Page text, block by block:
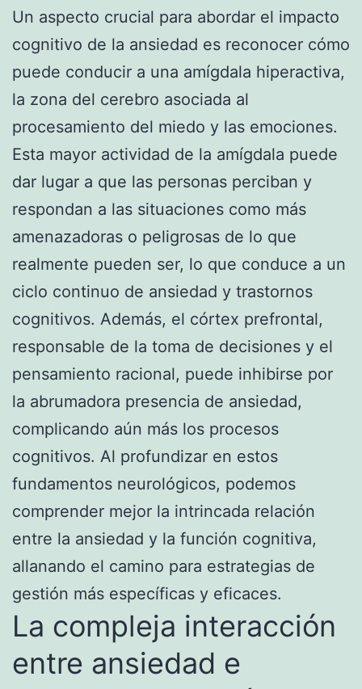
Un aspecto crucial para abordar el impacto
cognitivo de la ansiedad es reconocer cómo
puede conducir a una amígdala hiperactiva,
la zona del cerebro asociada al
procesamiento del miedo y las emociones.
Esta mayor actividad de la amígdala puede
dar lugar a que las personas perciban y
respondan a las situaciones como más
amenazadoras o peligrosas de lo que
realmente pueden ser, lo que conduce a un
ciclo continuo de ansiedad y trastornos
cognitivos. Además, el córtex prefrontal,
responsable de la toma de decisiones y el
pensamiento racional, puede inhibirse por
la abrumadora presencia de ansiedad,
complicando aún más los procesos
cognitivos. Al profundizar en estos
fundamentos neurológicos, podemos
comprender mejor la intrincada relación
entre la ansiedad y la función cognitiva,
allanando el camino para estrategias de
gestión más específicas y eficaces.
La compleja interacción
entre ansiedad e